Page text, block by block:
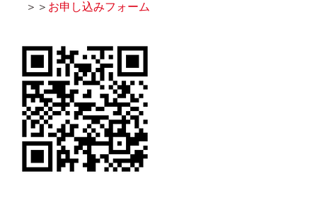
＞＞ お申し込みフォーム